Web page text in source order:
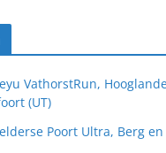
VathorstRun,
(UT)
Poort Ultra, Berg